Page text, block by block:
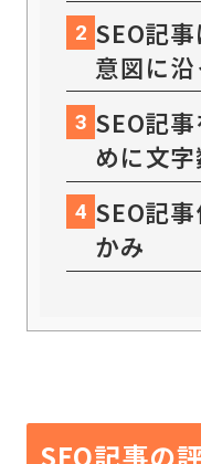
2 SEO記
意図に
3 SEO記
めに文
4 SEO記
かみ
SEO記事の